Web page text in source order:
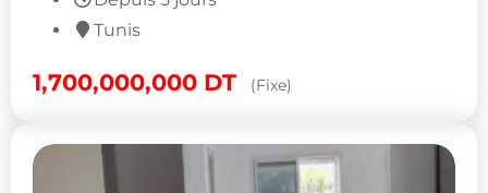
Tunis
1,700,000,000 DT (Fixe)